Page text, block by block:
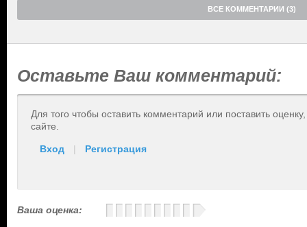
ВСЕ КОММЕНТАРИИ (3)
Оставьте Ваш комментарий:
Для того чтобы оставить комментарий или поставить
сайте.
Вход | Регистрация
Ваша оценка: